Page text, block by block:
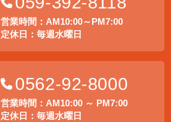
営業時間：AM10:00～PM7:00
定休日：毎週水曜日
0562-92-8000
営業時間：AM10:00 ～ PM7:00
定休日：毎週水曜日